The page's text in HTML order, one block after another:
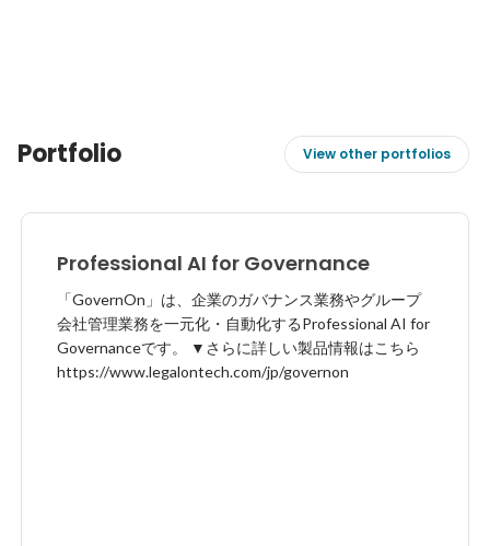
Portfolio View other portfolios
Professional AI for Governance
「GovernOn」は、企業のガバナンス業務やグループ
会社管理業務を一元化・自動化するProfessional AI for
Governanceです。 ▼さらに詳しい製品情報はこちら
https://www.legalontech.com/jp/governon